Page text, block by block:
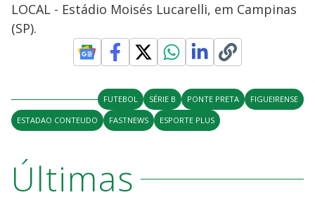
LOCAL - Estádio Moisés Lucarelli, em Campinas
(SP).
FUTEBOL SÉRIE B PONTE PRETA
FIGUEIRENSE
ESTADAO CONTEUDO
FASTNEWS ESPORTE PLUS
Últimas